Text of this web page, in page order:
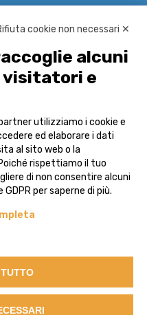
cookie non necessari ✕
alcuni
visitatori e
utilizziamo i cookie e
ed elaborare i dati
al sito web o la
rispettiamo il tuo
di non consentire alcuni
per saperne di più.